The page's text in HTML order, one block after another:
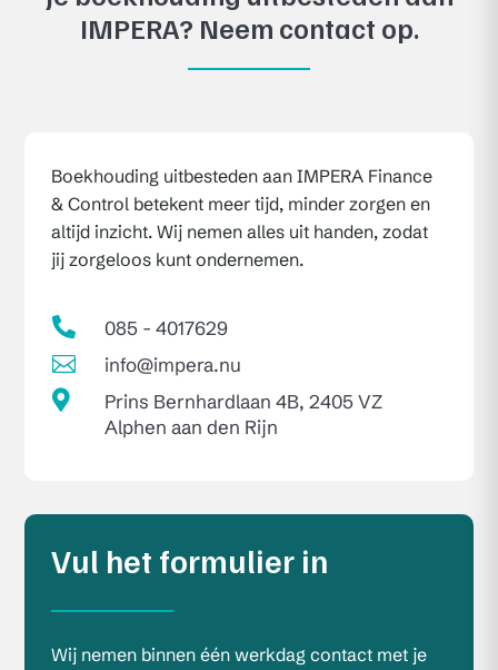
IMPERA? Neem contact op.
Boekhouding uitbesteden aan IMPERA Finance
& Control betekent meer tijd, minder zorgen en
altijd inzicht. Wij nemen alles uit handen, zodat
jij zorgeloos kunt ondernemen.

085 - 4017629

info@impera.nu

Prins Bernhardlaan 4B, 2405 VZ
Alphen aan den Rijn
Vul het formulier in
Wij nemen binnen één werkdag contact met je